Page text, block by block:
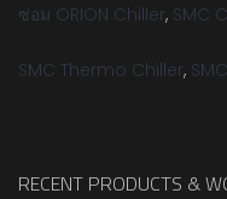
ซ่อม ORION Chiller, SMC
SMC Thermo Chiller,
RECENT PRODUCTS &